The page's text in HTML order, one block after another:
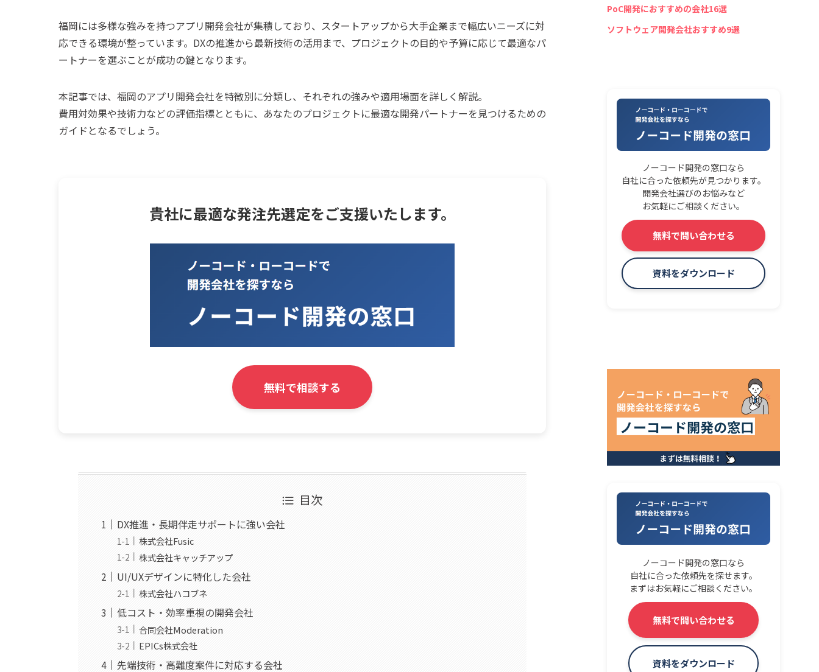
福岡には多様な強みを持つアプリ開発会社が集積しており、スタートアップから大手企業まで幅広いニーズに対
応できる環境が整っています。DXの推進から最新技術の活用まで、プロジェクトの目的や予算に応じて最適なパ
ートナーを選ぶことが成功の鍵となります。
本記事では、福岡のアプリ開発会社を特徴別に分類し、それぞれの強みや適用場面を詳しく解説。
費用対効果や技術力などの評価指標とともに、あなたのプロジェクトに最適な開発パートナーを見つけるための
ガイドとなるでしょう。
貴社に最適な発注先選定をご支援いたします。
無料で相談する
目次
DX推進・長期伴走サポートに強い会社
株式会社Fusic
株式会社キャッチアップ
UI/UXデザインに特化した会社
株式会社ハコブネ
低コスト・効率重視の開発会社
合同会社Moderation
EPICs株式会社
先端技術・高難度案件に対応する会社
PoC開発におすすめの会社16選
ソフトウェア開発会社おすすめ9選
ノーコード開発の窓口なら
自社に合った依頼先が見つかります。
開発会社選びのお悩みなど
お気軽にご相談ください。
無料で問い合わせる
資料をダウンロード
ノーコード開発の窓口なら
自社に合った依頼先を探せます。
まずはお気軽にご相談ください。
無料で問い合わせる
資料をダウンロード